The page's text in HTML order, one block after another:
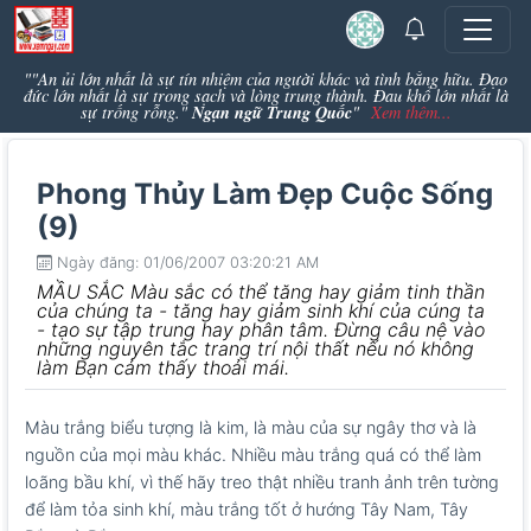
""An ủi lớn nhất là sự tín nhiệm của người khác và tình bằng hữu. Đạo
đức lớn nhất là sự trong sạch và lòng trung thành. Đau khổ lớn nhất là
sự trống rỗng."Ngạn ngữ Trung Quốc" Xem thêm...
Phong Thủy Làm Đẹp Cuộc Sống
(9)
Ngày đăng: 01/06/2007 03:20:21 AM
MẦU SẮC Màu sắc có thể tăng hay giảm tinh thần
của chúng ta - tăng hay giảm sinh khí của cúng ta
- tạo sự tập trung hay phân tâm. Đừng câu nệ vào
những nguyên tắc trang trí nội thất nếu nó không
làm Bạn cảm thấy thoải mái.
Màu trắng biểu tượng là kim, là màu của sự ngây thơ và là
nguồn của mọi màu khác. Nhiều màu trắng quá có thể làm
loãng bầu khí, vì thế hãy treo thật nhiều tranh ảnh trên tường
để làm tỏa sinh khí, màu trắng tốt ở hướng Tây Nam, Tây